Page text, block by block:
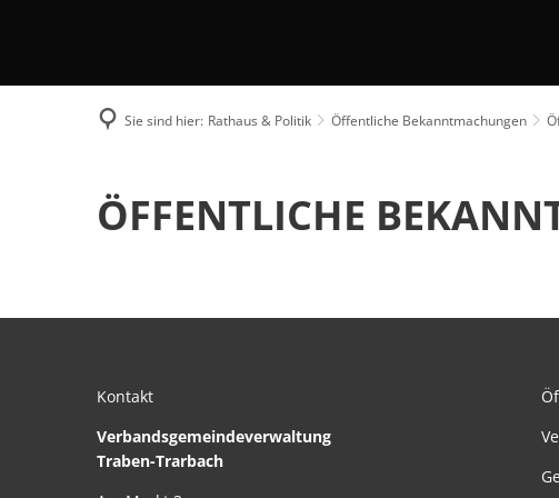
Sie sind hier: Rathaus & Politik Öffentliche Bekanntmachungen
Willwerscheid
ÖFFENTLICHE
Kontakt
Verbandsgemeindeverwaltung
Traben-Trarbach